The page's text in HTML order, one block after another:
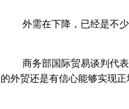
外需在下降，已经是不
商务部国际贸易谈判代
的外贸还是有信心能够实现正